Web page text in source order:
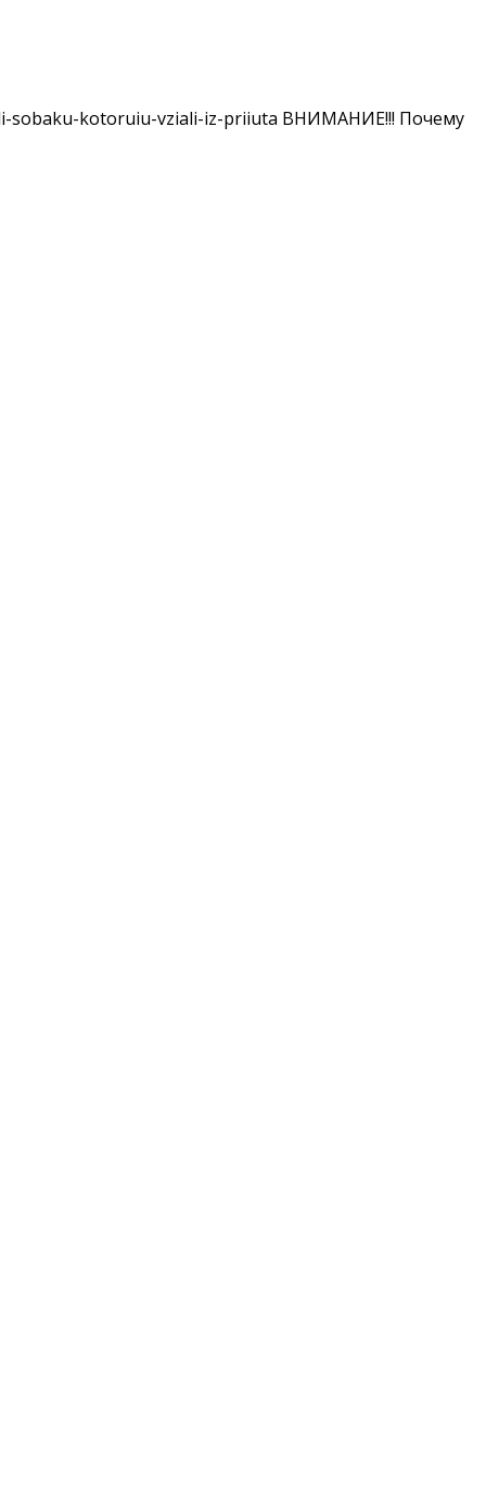
sobaku-kotoruiu-vziali-iz-priiuta ВНИМАНИЕ!!! Почему